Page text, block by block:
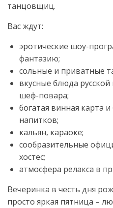
танцовщиц.
Вас ждут:
эротические шоу-
фантазию;
сольные и приватные
вкусные блюда
шеф-повара;
богатая винная карта
напитков;
кальян, караоке;
сообразительные
хостес;
атмосфера релакса в
Вечеринка в честь дня
просто яркая пятница –